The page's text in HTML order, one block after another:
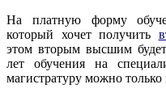
На платную форму
который хочет получить
этом вторым высшим будет
лет обучения на
магистратуру можно только